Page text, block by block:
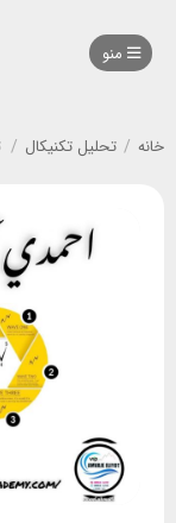
خانه / تحلیل تکنیکال /